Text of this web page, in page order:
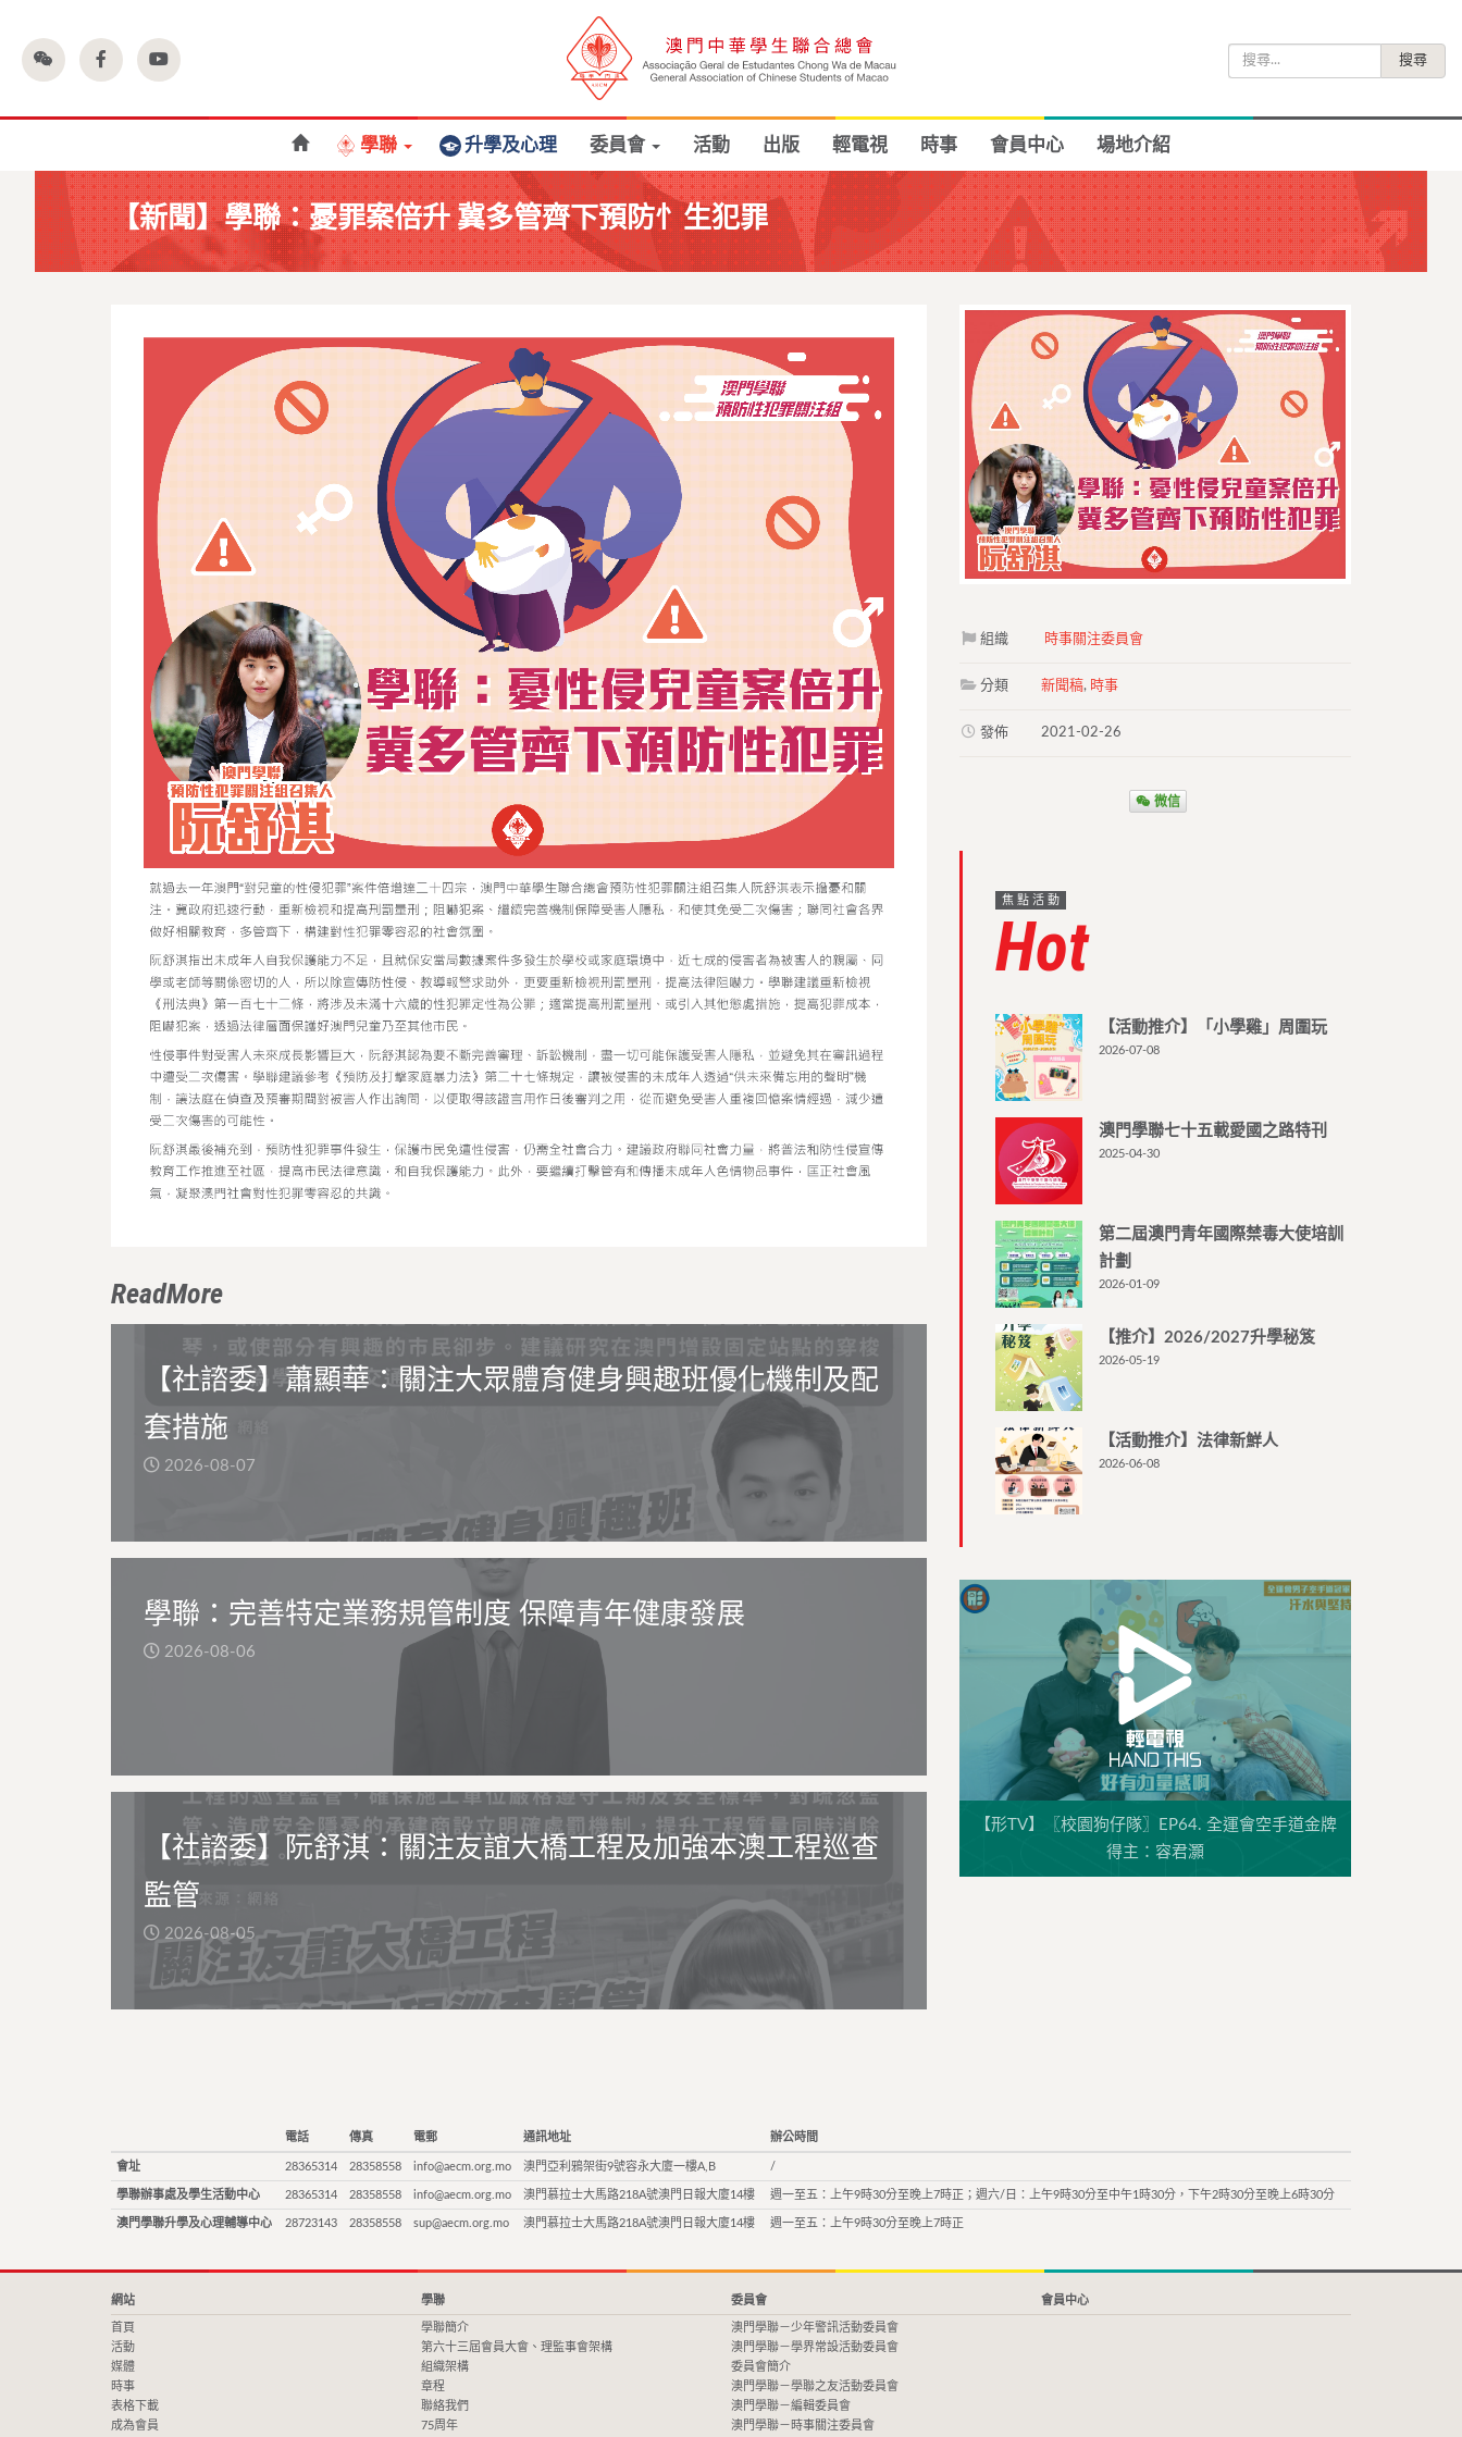
尋
學聯 升學及心理 委員會 活動 出版 輕電視 時事 會員中心 場地介紹
【新聞】學聯：憂罪案倍升 冀多管齊下預防忄生犯罪
ReadMore
【社諮委】蕭顯華：關注大眾體育健身興趣班優化機制及配
套措施
2026-08-07
學聯：完善特定業務規管制度 保障青年健康發展
2026-08-06
【社諮委】阮舒淇：關注友誼大橋工程及加強本澳工程巡查
監管
2026-08-05
組織 時事關注委員會
分類 新聞稿, 時事
發佈 2021-02-26
微信
焦點活動
Hot
【活動推介】「小學雞」周圍玩
2026-07-08
澳門學聯七十五載愛國之路特刊
2025-04-30
第二屆澳門青年國際禁毒大使培訓
計劃
2026-01-09
【推介】2026/2027升學秘笈
2026-05-19
【活動推介】法律新鮮人
2026-06-08
【形TV】〖校園狗仔隊〗EP64. 全運會空手道金牌
得主：容君灝
電話 傳真 電郵 通訊地址 辦公時間
會址 28365314 28358558 info@aecm.org.mo 澳門亞利鴉架街9號容永大廈一樓A,B /
學聯辦事處及學生活動中心 28365314 28358558 info@aecm.org.mo 澳門慕拉士大馬路218A號澳門日報大廈14樓 週一至五：上午9時30分至晚上7時正；週六/日：上午9時30分至中午1時30分，下午2時30分至晚上6時30分
澳門學聯升學及心理輔導中心 28723143 28358558 sup@aecm.org.mo 澳門慕拉士大馬路218A號澳門日報大廈14樓 週一至五：上午9時30分至晚上7時正
網站
首頁
活動
媒體
時事
表格下載
成為會員
學聯
學聯簡介
第六十三屆會員大會、理監事會架構
組織架構
章程
聯絡我們
75周年
委員會
澳門學聯－少年警訊活動委員會
澳門學聯－學界常設活動委員會
委員會簡介
澳門學聯－學聯之友活動委員會
澳門學聯－編輯委員會
澳門學聯－時事關注委員會
會員中心